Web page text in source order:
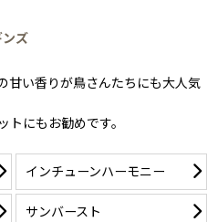
ズ
甘い香りが鳥さんたちにも大人気
にもお勧めです。
インチューンハーモニー
サンバースト